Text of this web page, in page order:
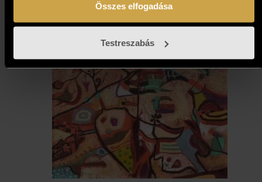
Összes elfogadása
Testreszabás
Kosárba teszem